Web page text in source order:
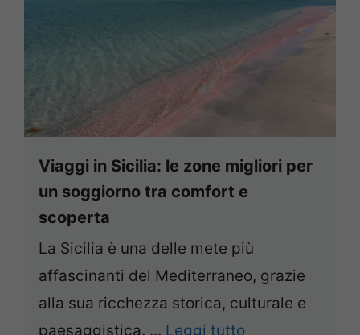
Viaggi in Sicilia: le zone migliori per
un soggiorno tra comfort e
scoperta
La Sicilia è una delle mete più
affascinanti del Mediterraneo, grazie
alla sua ricchezza storica, culturale e
paesaggistica. ... Leggi tutto